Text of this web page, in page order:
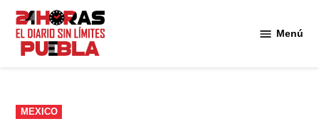
Saltar
contenido
Menú
PUBLICADO
EN
MEXICO